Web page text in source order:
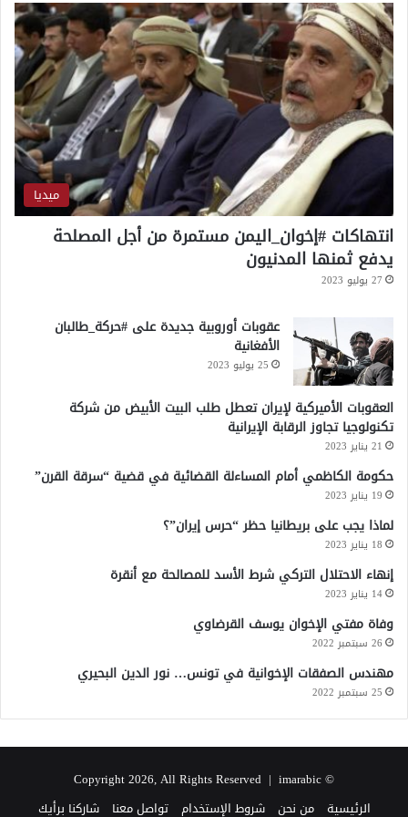
م
ع
إ
ي
ن
ميديا
انتهاكات #إخوان_اليمن مستمرة من أجل المصلحة
يدفع ثمنها المدنيون
27 يوليو 2023
عقوبات أوروبية جديدة على #حركة_طالبان
الأفغانية
25 يوليو 2023
العقوبات الأميركية لإيران تعطل طلب البيت الأبيض من شركة
تكنولوجيا تجاوز الرقابة الإيرانية
21 يناير 2023
حكومة الكاظمي أمام المساءلة القضائية في قضية “سرقة القرن”
19 يناير 2023
لماذا يجب على بريطانيا حظر “حرس إيران”؟
18 يناير 2023
إنهاء الاحتلال التركي شرط الأسد للمصالحة مع أنقرة
14 يناير 2023
وفاة مفتي الإخوان يوسف القرضاوي
26 سبتمبر 2022
مهندس الصفقات الإخوانية في تونس… نور الدين البحيري
25 سبتمبر 2022
© Copyright 2026, All Rights Reserved |
imarabic
الرئيسية
من نحن شروط الإستخدام تواصل معنا شاركنا برأيك